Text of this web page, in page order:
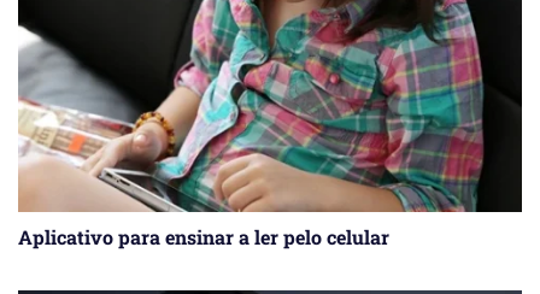
Aplicativo para ensinar a ler pelo celular